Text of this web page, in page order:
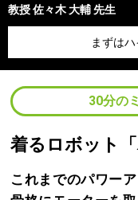
教授佐々木 大輔先生
まずは
30分の
着るロボット
これまでのパワー